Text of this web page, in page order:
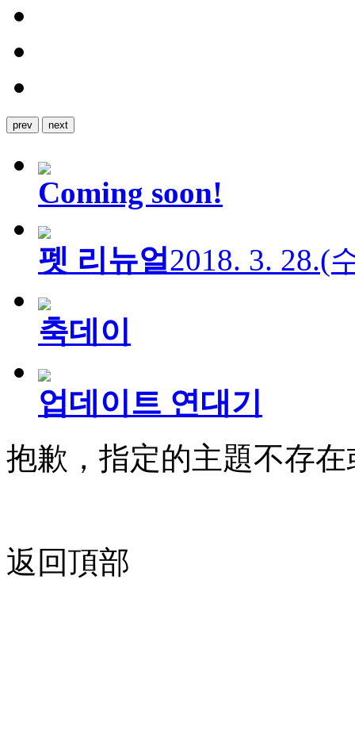
prev next
Coming soon!
펫 리뉴얼2018. 3. 28.(
축데이
업데이트 연대기
抱歉，指定的主題不存
返回頂部